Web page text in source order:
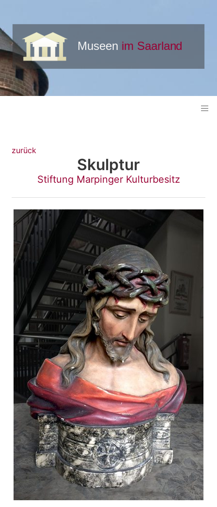
zurück
Skulptur
Stiftung Marpinger Kulturbesitz